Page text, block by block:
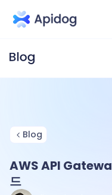
Blog
AWS API
드